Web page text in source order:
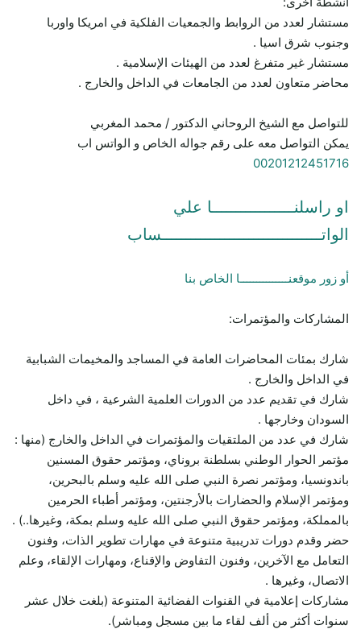
مستشار لعدد من الروابط والجمعيات الفلكية في امريكا واوربا
وجنوب شرق اسيا .
مستشار غير متفرغ لعدد من الهيئات الإسلامية .
محاضر متعاون لعدد من الجامعات في الداخل والخارج .
للتواصل مع الشيخ الروحاني الدكتور / محمد المغربي
يمكن التواصل معه على رقم جواله الخاص و الواتس اب
00201212451716
او راسلنـــــــــــــــــا علي
الواتـــــــــــــــــــــــــــــــــساب
أو زور موقعنـــــــــــــــا الخاص بنا
المشاركات والمؤتمرات:
شارك بمئات المحاضرات العامة في المساجد والمخيمات الشبابية
في الداخل والخارج .
شارك في تقديم عدد من الدورات العلمية الشرعية ، في داخل
السودان وخارجها .
شارك في عدد من الملتقيات والمؤتمرات في الداخل والخارج (منها :
مؤتمر الحوار الوطني بسلطنة بروناي، ومؤتمر حقوق المسنين
باندونسيا، ومؤتمر نصرة النبي صلى الله عليه وسلم بالبحرين،
ومؤتمر الإسلام والحضارات بالأرجنتين، ومؤتمر أطباء الحرمين
بالمملكة، ومؤتمر حقوق النبي صلى الله عليه وسلم بمكة، وغيرها..) .
حضر وقدم دورات تدريبية متنوعة في مهارات تطوير الذات، وفنون
التعامل مع الآخرين، وفنون التفاوض والإقناع، ومهارات الإلقاء، وعلم
الاتصال، وغيرها .
مشاركات إعلامية في القنوات الفضائية المتنوعة (بلغت خلال عشر
سنوات أكثر من ألف لقاء ما بين مسجل ومباشر).